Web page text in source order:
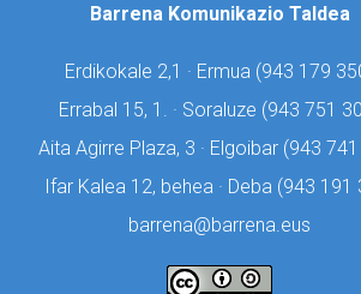
Barrena Komunikazio Taldea
Erdikokale 2,1 · Ermua (943 179
Errabal 15, 1. · Soraluze (943 751
Aita Agirre Plaza, 3 · Elgoibar (943
Ifar Kalea 12, behea · Deba (943 191
barrena@barrena.eus